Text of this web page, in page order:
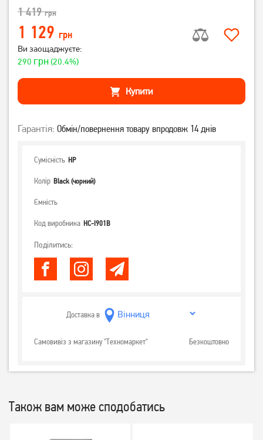
1 419грн
1 129 грн
Ви заощаджуєте:
290 грн(20.4%)
Купити
Гарантія: Обмін/повернення товару впродовж 14 днів
Сумісність HP
Колір Black (чорний)
Ємність
Код виробника HC-I901B
Поділитись:
Доставка в
Самовивіз з магазину "Техномаркет" Безкоштовно
Також вам може сподобатись